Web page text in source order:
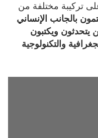
تركيبة مختلفة من
بالجانب الإنساني
يتحدثون ويكتبون
والتكنولوجية